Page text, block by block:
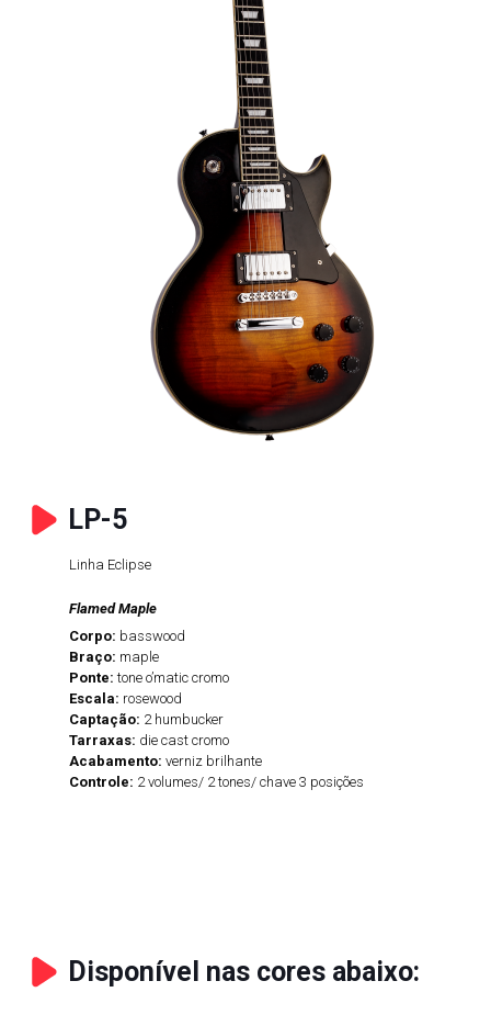
LP-5
Linha Eclipse
Flamed Maple
Corpo: basswood
Braço: maple
Ponte: tone o’matic cromo
Escala: rosewood
Captação: 2 humbucker
Tarraxas: die cast cromo
Acabamento: verniz brilhante
Controle: 2 volumes/ 2 tones/ chave 3 posições
Disponível nas cores abaixo: